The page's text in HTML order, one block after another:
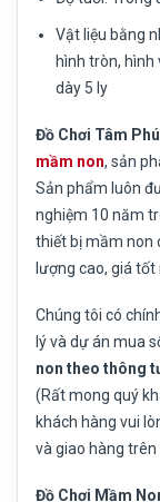
Vật liệu bằng
hình tròn, hình
dày 5 ly
Đồ Chơi Tâm
mầm non, sản
Sản phẩm luôn
nghiệm 10 năm
thiết bị mầm non
lượng cao, giá tốt
Chúng tôi có
lý và dự án mua
non theo thông
(Rất mong quý
khách hàng vui
và giao hàng trên
Đồ Chơi Mầm